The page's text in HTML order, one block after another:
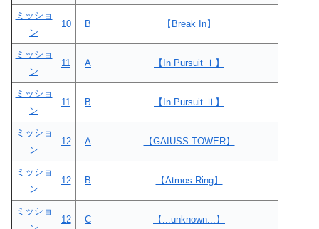
ミッショ
ン
10 B 【Break In】
ミッショ
ン
11 A 【In Pursuit Ⅰ】
ミッショ
ン
11 B 【In Pursuit Ⅱ】
ミッショ
ン
12 A 【GAIUSS TOWER】
ミッショ
ン
12 B 【Atmos Ring】
ミッショ
12 C 【...unknown...】